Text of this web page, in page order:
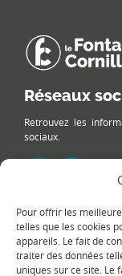
Pour offrir les
telles que les cookies
appareils. Le fait de
traiter des données
uniques sur ce site. Le
Réseaux
Retrouvez les
sociaux.
Le plan du site